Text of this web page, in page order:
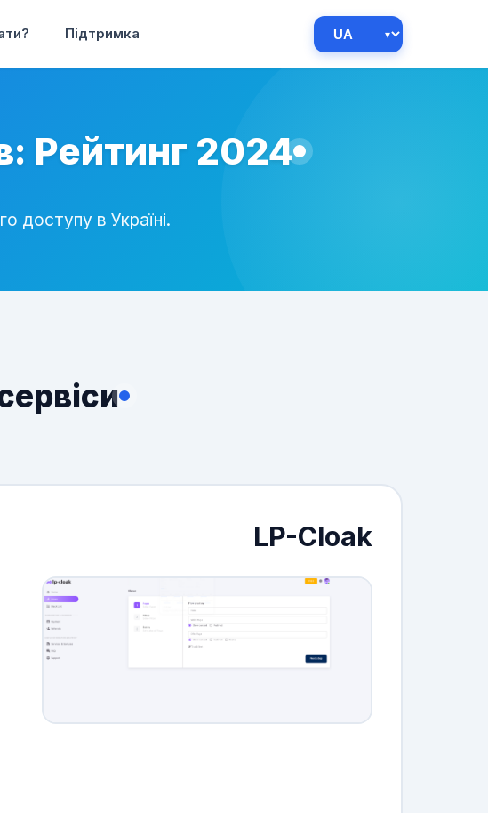
Підтримка
Рейтинг 2024
доступу в Україні.
LP-Cloak